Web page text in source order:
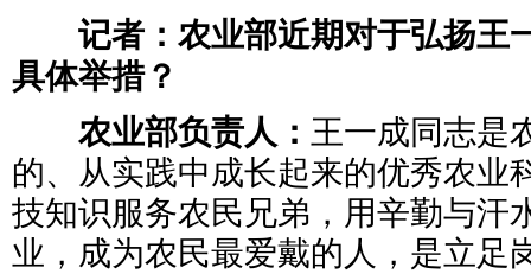
记者：农业部近期对于弘扬王
具体举措？
农业部负责人： 王一成同志是
的、从实践中成长起来的优秀农业
技知识服务农民兄弟，用辛勤与汗
业，成为农民最爱戴的人，是立足